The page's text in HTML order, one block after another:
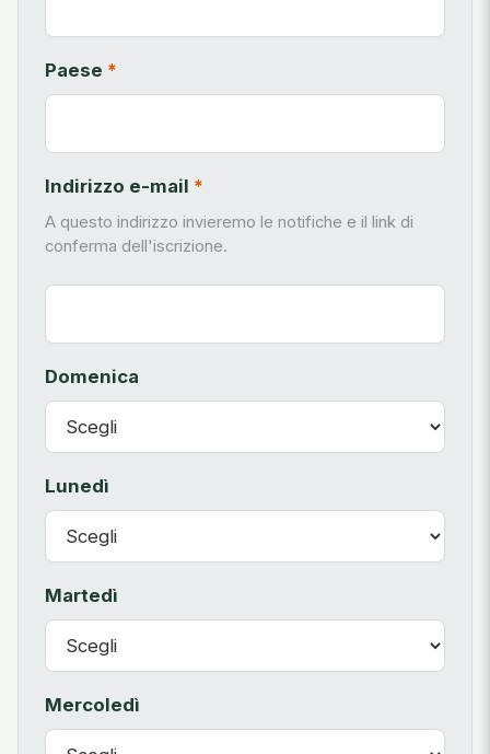
Paese *
Indirizzo e-mail *
A questo indirizzo invieremo le notifiche e il link di
conferma dell'iscrizione.
Domenica
Lunedì
Martedì
Mercoledì